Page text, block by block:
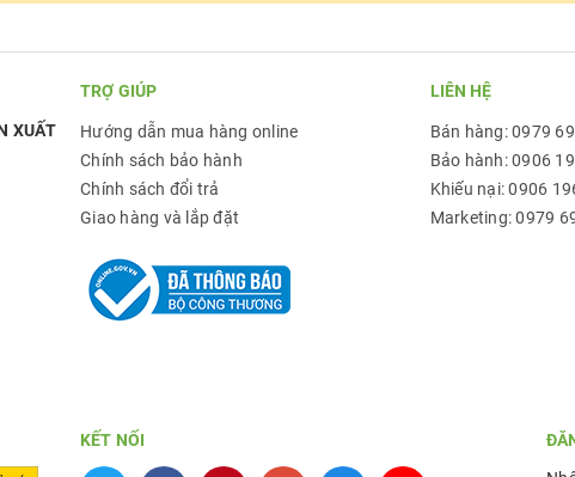
XUẤT
TRỢ GIÚP
Hướng dẫn mua hàng online
Chính sách bảo hành
Chính sách đổi trả
Giao hàng và lắp đặt
LIÊN HỆ
Bán hàng: 0979
Bảo hành: 0906
Khiếu nại: 0906
Marketing: 0979
KẾT NỐI